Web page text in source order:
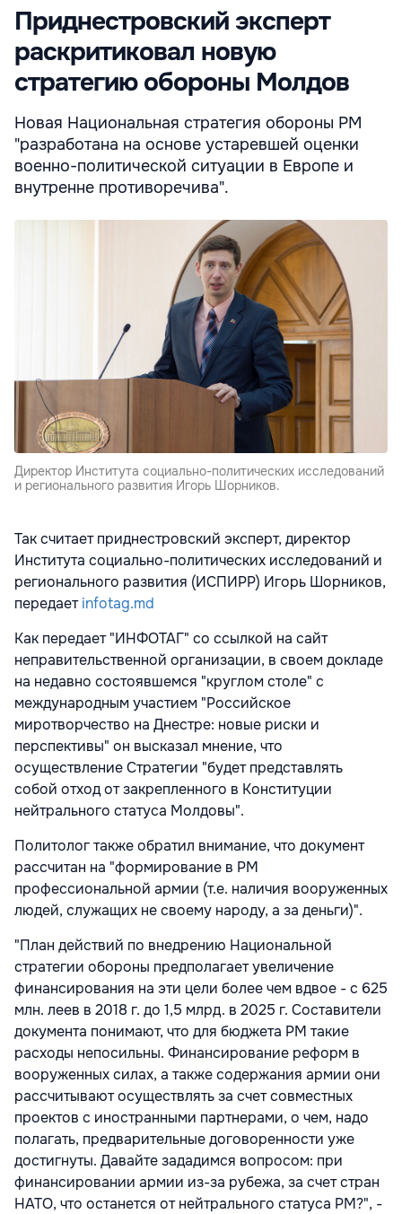
Приднестровский эксперт
раскритиковал новую
стратегию обороны Молдов
Новая Национальная стратегия обороны РМ
"разработана на основе устаревшей оценки
военно-политической ситуации в Европе и
внутренне противоречива".
Директор Института социально-политических исследований
и регионального развития Игорь Шорников.
Так считает приднестровский эксперт, директор
Института социально-политических исследований и
регионального развития (ИСПИРР) Игорь Шорников,
передаетinfotag.md
Как передает "ИНФОТАГ" со ссылкой на сайт
неправительственной организации, в своем докладе
на недавно состоявшемся "круглом столе" с
международным участием "Российское
миротворчество на Днестре: новые риски и
перспективы" он высказал мнение, что
осуществление Стратегии "будет представлять
собой отход от закрепленного в Конституции
нейтрального статуса Молдовы".
Политолог также обратил внимание, что документ
рассчитан на "формирование в РМ
профессиональной армии (т.е. наличия вооруженных
людей, служащих не своему народу, а за деньги)".
"План действий по внедрению Национальной
стратегии обороны предполагает увеличение
финансирования на эти цели более чем вдвое - с 625
млн. леев в 2018 г. до 1,5 млрд. в 2025 г. Составители
документа понимают, что для бюджета РМ такие
расходы непосильны. Финансирование реформ в
вооруженных силах, а также содержания армии они
рассчитывают осуществлять за счет совместных
проектов с иностранными партнерами, о чем, надо
полагать, предварительные договоренности уже
достигнуты. Давайте зададимся вопросом: при
финансировании армии из-за рубежа, за счет стран
НАТО, что останется от нейтрального статуса РМ?", -